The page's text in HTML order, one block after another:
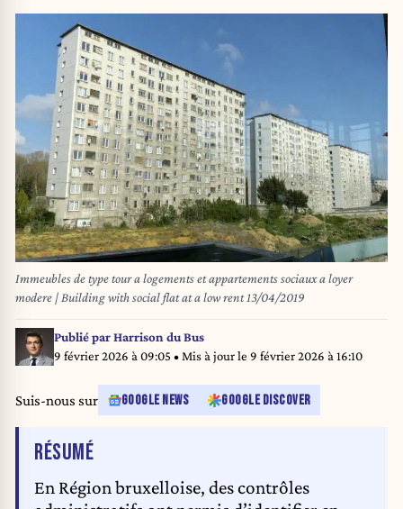
Immeubles de type tour a logements et appartements sociaux a loyer
modere | Building with social flat at a low rent 13/04/2019
Publié parHarrison du Bus
9 février 2026 à 09:05 • Mis à jour le 9 février 2026 à 16:10
Suis-nous sur GOOGLE NEWS GOOGLE DISCOVER
RÉSUMÉDE L'ARTICLE
En Région bruxelloise, des contrôles